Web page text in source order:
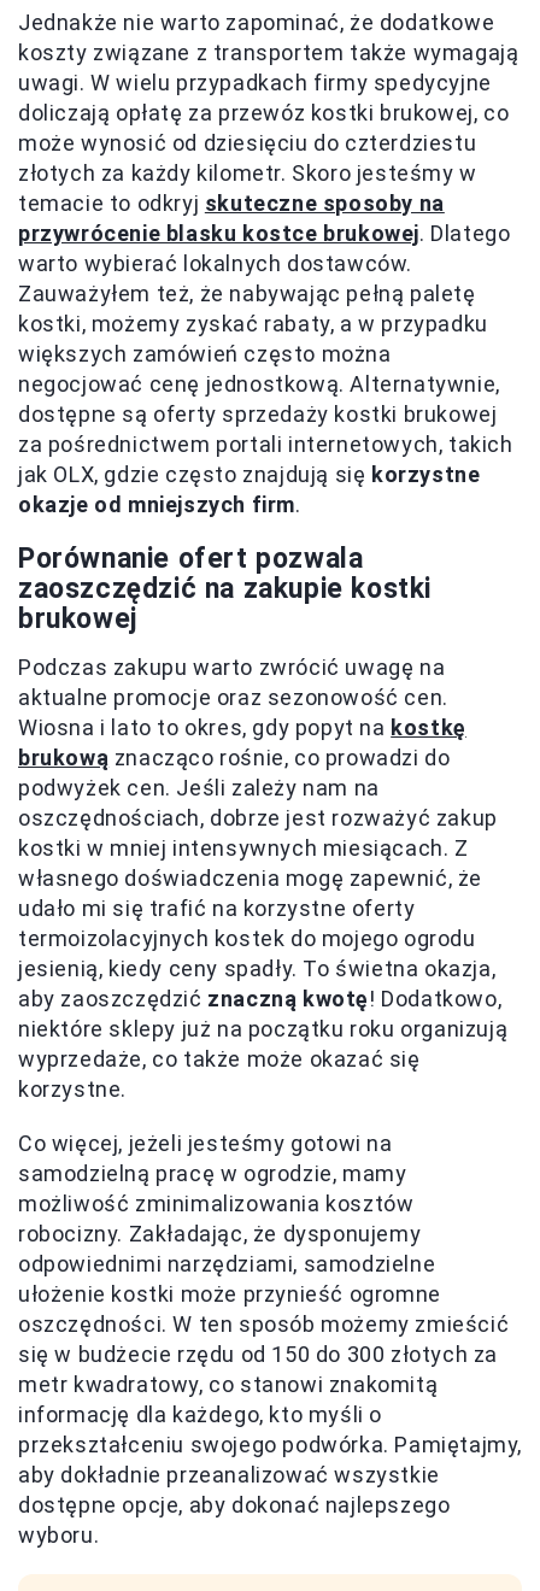
Jednakże nie warto zapominać, że dodatkowe
koszty związane z transportem także wymagają
uwagi. W wielu przypadkach firmy spedycyjne
doliczają opłatę za przewóz kostki brukowej, co
może wynosić od dziesięciu do czterdziestu
złotych za każdy kilometr. Skoro jesteśmy w
temacie to odkryj skuteczne sposoby na
przywrócenie blasku kostce brukowej. Dlatego
warto wybierać lokalnych dostawców.
Zauważyłem też, że nabywając pełną paletę
kostki, możemy zyskać rabaty, a w przypadku
większych zamówień często można
negocjować cenę jednostkową. Alternatywnie,
dostępne są oferty sprzedaży kostki brukowej
za pośrednictwem portali internetowych, takich
jak OLX, gdzie często znajdują się korzystne
okazje od mniejszych firm.
Porównanie ofert pozwala
zaoszczędzić na zakupie kostki
brukowej
Podczas zakupu warto zwrócić uwagę na
aktualne promocje oraz sezonowość cen.
Wiosna i lato to okres, gdy popyt na kostkę
brukową znacząco rośnie, co prowadzi do
podwyżek cen. Jeśli zależy nam na
oszczędnościach, dobrze jest rozważyć zakup
kostki w mniej intensywnych miesiącach. Z
własnego doświadczenia mogę zapewnić, że
udało mi się trafić na korzystne oferty
termoizolacyjnych kostek do mojego ogrodu
jesienią, kiedy ceny spadły. To świetna okazja,
aby zaoszczędzić znaczną kwotę! Dodatkowo,
niektóre sklepy już na początku roku organizują
wyprzedaże, co także może okazać się
korzystne.
Co więcej, jeżeli jesteśmy gotowi na
samodzielną pracę w ogrodzie, mamy
możliwość zminimalizowania kosztów
robocizny. Zakładając, że dysponujemy
odpowiednimi narzędziami, samodzielne
ułożenie kostki może przynieść ogromne
oszczędności. W ten sposób możemy zmieścić
się w budżecie rzędu od 150 do 300 złotych za
metr kwadratowy, co stanowi znakomitą
informację dla każdego, kto myśli o
przekształceniu swojego podwórka. Pamiętajmy,
aby dokładnie przeanalizować wszystkie
dostępne opcje, aby dokonać najlepszego
wyboru.